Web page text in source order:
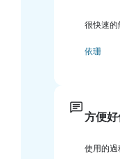
很快速的
依珊
方便好
使用的過